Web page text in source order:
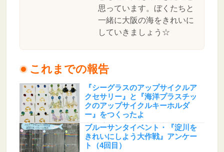
思っています。ぼくたちと
一緒に大阪の海をきれいに
していきましょう☆
これまでの報告
『シーグラスのアップサイクルア
クセサリー』と『海洋プラスチッ
クのアップサイクルキーホルダ
ー』をつくったよ
地球☆プロテクト とあるた(大阪府)
ブルーサンタイベント・『淀川を
きれいにしよう大作戦』アンケー
ト（4回目）